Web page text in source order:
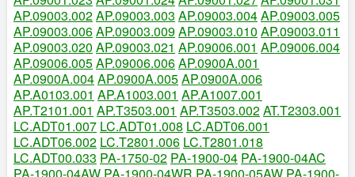
AP.09003.002AP.09003.003 AP.09003.004AP.09003.005
AP.09003.006AP.09003.009AP.09003.010 AP.09003.011
AP.09003.020 AP.09003.021 AP.09006.001 AP.09006.004
AP.09006.005AP.09006.006AP.0900A.001
AP.0900A.004AP.0900A.005AP.0900A.006
AP.A0103.001 AP.A1003.001 AP.A1007.001
AP.T2101.001 AP.T3503.001 AP.T3503.002AT.T2303.001
LC.ADT01.007 LC.ADT01.008 LC.ADT06.001
LC.ADT06.002 LC.T2801.006 LC.T2801.018
LC.ADT00.033 PA-1750-02 PA-1900-04 PA-1900-04AC